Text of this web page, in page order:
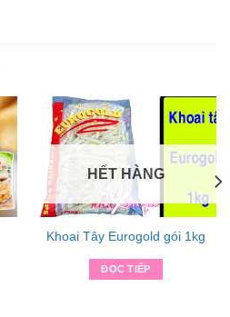
HẾT HÀNG
Khoai Tây Eurogold gói 1kg
ĐỌC TIẾP